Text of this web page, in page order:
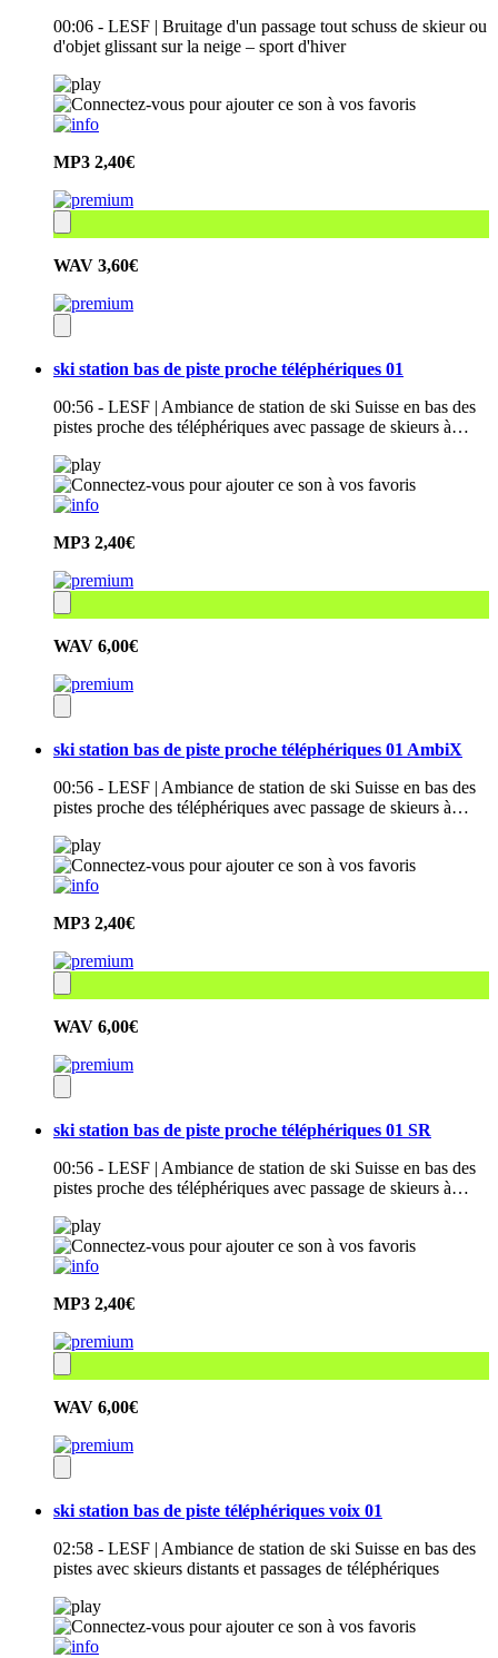
00:06 - LESF | Bruitage d'un passage tout schuss de skieur ou
d'objet glissant sur la neige – sport d'hiver
MP3 2,40€
WAV 3,60€
ski station bas de piste proche téléphériques 01
00:56 - LESF | Ambiance de station de ski Suisse en bas des
pistes proche des téléphériques avec passage de skieurs à…
MP3 2,40€
WAV 6,00€
ski station bas de piste proche téléphériques 01 AmbiX
00:56 - LESF | Ambiance de station de ski Suisse en bas des
pistes proche des téléphériques avec passage de skieurs à…
MP3 2,40€
WAV 6,00€
ski station bas de piste proche téléphériques 01 SR
00:56 - LESF | Ambiance de station de ski Suisse en bas des
pistes proche des téléphériques avec passage de skieurs à…
MP3 2,40€
WAV 6,00€
ski station bas de piste téléphériques voix 01
02:58 - LESF | Ambiance de station de ski Suisse en bas des
pistes avec skieurs distants et passages de téléphériques